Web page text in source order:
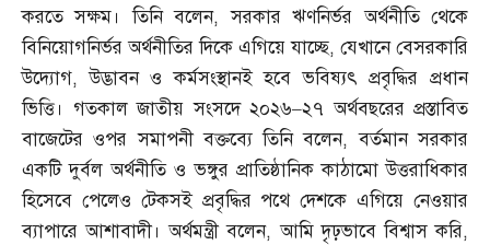
করতে সক্ষম। তিনি বলেন,সরকার ঋণনির্ভর অর্থনীতি থেকে
বিনিয়োগনির্ভর অর্থনীতির দিকে এগিয়ে যাচ্ছে, যেখানে বেসরকারি
উদ্যোগ,উদ্ভাবন ও কর্মসংস্থানই হবে ভবিষ্যৎ প্রবৃদ্ধির প্রধান
ভিত্তি। গতকাল জাতীয় সংসদে ২০২৬–২৭ অর্থবছরের প্রস্তাবিত
বাজেটের ওপর সমাপনী বক্তব্যে তিনি বলেন,বর্তমান সরকার
একটি দুর্বল অর্থনীতি ও ভঙ্গুর প্রাতিষ্ঠানিক কাঠামো উত্তরাধিকার
হিসেবে পেলেও টেকসই প্রবৃদ্ধির পথে দেশকে এগিয়ে নেওয়ার
ব্যাপারে আশাবাদী। অর্থমন্ত্রী বলেন,আমি দৃঢ়ভাবে বিশ্বাস করি,